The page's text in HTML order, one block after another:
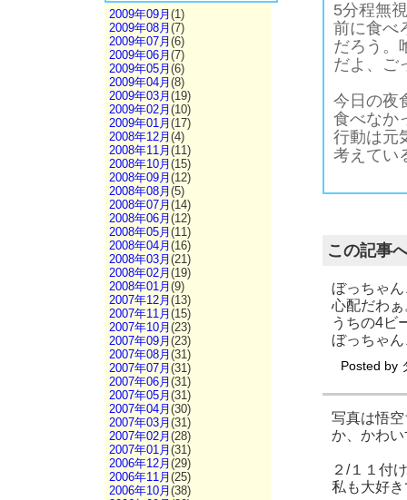
2009年09月 (1)
2009年08月 (7)
2009年07月 (6)
2009年06月 (7)
2009年05月 (6)
2009年04月 (8)
2009年03月 (19)
2009年02月 (10)
2009年01月 (17)
2008年12月 (4)
2008年11月 (11)
2008年10月 (15)
2008年09月 (12)
2008年08月 (5)
2008年07月 (14)
2008年06月 (12)
2008年05月 (11)
2008年04月 (16)
2008年03月 (21)
2008年02月 (19)
2008年01月 (9)
2007年12月 (13)
2007年11月 (15)
2007年10月 (23)
2007年09月 (23)
2007年08月 (31)
2007年07月 (31)
2007年06月 (31)
2007年05月 (31)
2007年04月 (30)
2007年03月 (31)
2007年02月 (28)
2007年01月 (31)
2006年12月 (29)
2006年11月 (25)
2006年10月 (38)
5分程無
前に食べ
だろう。
だよ、ご
今日の夜
食べなか
行動は元
考えてい
この記事
ぼっちゃ
心配だわぁ
うちの4ビ
ぼっちゃ
Posted by
写真は悟
か、かわ
２/１１付
私も大好